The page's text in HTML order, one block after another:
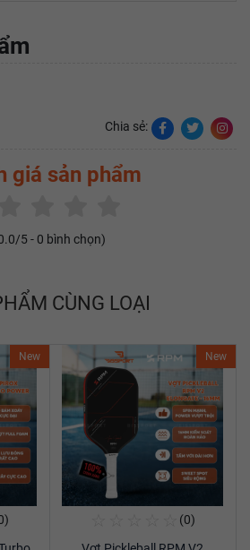
Chia sẻ:
giá sản phẩm
/5 - 0 bình chọn)
CÙNG LOẠI
New New
(0)